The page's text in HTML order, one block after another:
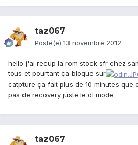
taz067
Posté(e) 13 novembre 2012
hello j'ai recup la rom stock sfr chez
tous et pourtant ça bloque sur
catpture ça fait plus de 10 minutes que
pas de recovery juste le dl mode
taz067